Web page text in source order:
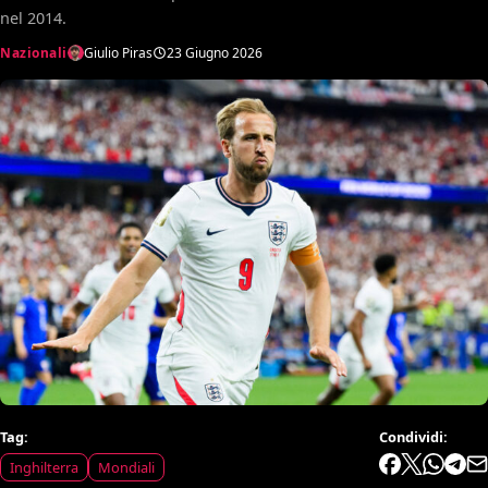
nel 2014.
Nazionali Giulio Piras 23 Giugno 2026
Tag:
Inghilterra
Mondiali
Condividi: